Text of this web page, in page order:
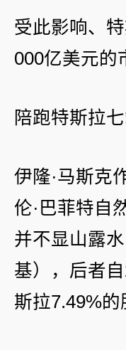
受此影响、
000亿美元的
陪跑特斯拉
伊隆·马斯克
伦·巴菲特自
并不显山露
基），后者
斯拉7.49%的